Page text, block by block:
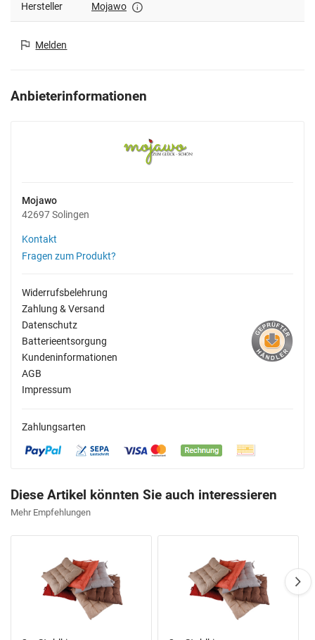
Hersteller Mojawo
Melden
Anbieterinformationen
Mojawo
42697 Solingen
Kontakt
Fragen zum Produkt?
Widerrufsbelehrung
Zahlung & Versand
Datenschutz
Batterieentsorgung
Kundeninformationen
AGB
Impressum
Zahlungsarten
Diese Artikel könnten Sie auch interessieren
Mehr Empfehlungen